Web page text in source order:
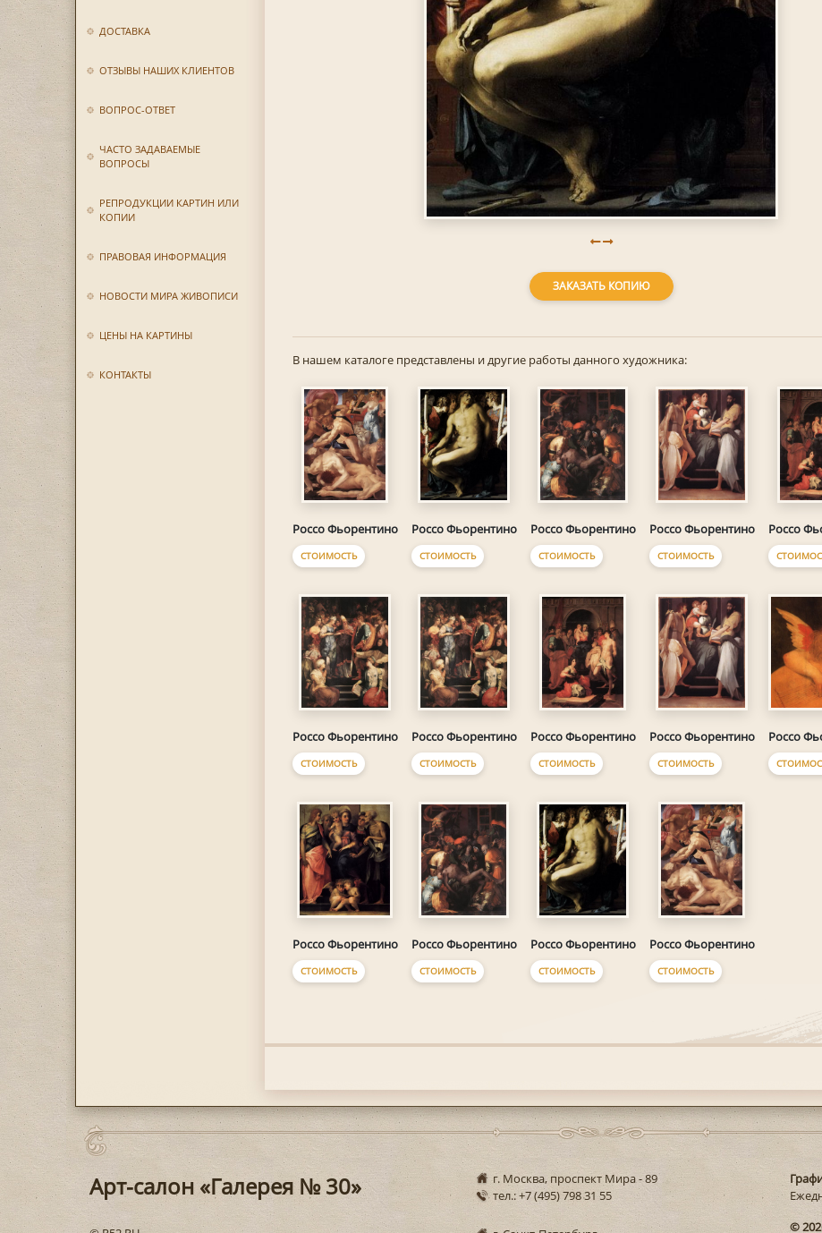
ДОСТАВКА
ОТЗЫВЫ НАШИХ КЛИЕНТОВ
ВОПРОС-ОТВЕТ
ЧАСТО ЗАДАВАЕМЫЕ
ВОПРОСЫ
РЕПРОДУКЦИИ КАРТИН ИЛИ
КОПИИ
ПРАВОВАЯ ИНФОРМАЦИЯ
НОВОСТИ МИРА ЖИВОПИСИ
ЦЕНЫ НА КАРТИНЫ
КОНТАКТЫ
ЗАКАЗАТЬ КОПИЮ
В нашем каталоге представлены и другие работы данного художника:
Россо Фьорентино
СТОИМОСТЬ
Россо Фьорентино
СТОИМОСТЬ
Россо Фьорентино
СТОИМОСТЬ
Россо Фьорентино
СТОИМОСТЬ
Россо
Россо Фьорентино
СТОИМОСТЬ
Россо Фьорентино
СТОИМОСТЬ
Россо Фьорентино
СТОИМОСТЬ
Россо Фьорентино
СТОИМОСТЬ
Россо
Россо Фьорентино
СТОИМОСТЬ
Россо Фьорентино
СТОИМОСТЬ
Россо Фьорентино
СТОИМОСТЬ
Россо Фьорентино
СТОИМОСТЬ
Арт-салон «Галерея № 30»
г. Москва, проспект Мира - 89
тел.: +7 (495) 798 31 55
©